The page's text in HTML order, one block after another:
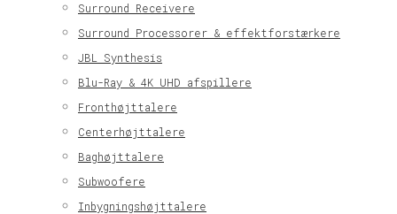
Surround Receivere
Surround Processorer & effektforstærkere
JBL Synthesis
Blu-Ray & 4K UHD afspillere
Fronthøjttalere
Centerhøjttalere
Baghøjttalere
Subwoofere
Inbygningshøjttalere